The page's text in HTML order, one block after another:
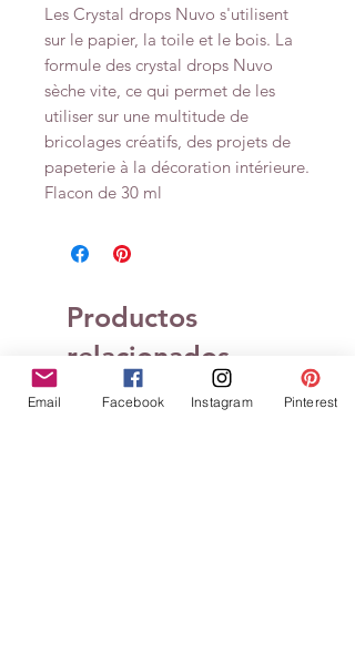
Les Crystal drops Nuvo s'utilisent
sur le papier, la toile et le bois. La
formule des crystal drops Nuvo
sèche vite, ce qui permet de les
utiliser sur une multitude de
bricolages créatifs, des projets de
papeterie à la décoration intérieure.
Flacon de 30 ml
Productos
relacionados
Email Facebook Instagram Pinterest